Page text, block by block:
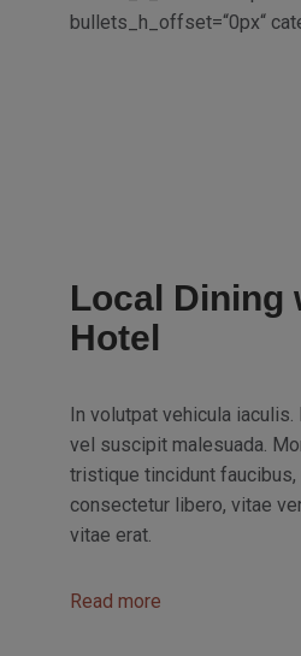
bullets_h_offset=“0px“
Local Dining
Hotel
In volutpat vehicula
vel suscipit malesuada.
tristique tincidunt faucibus,
consectetur libero, vitae
vitae erat.
Read more